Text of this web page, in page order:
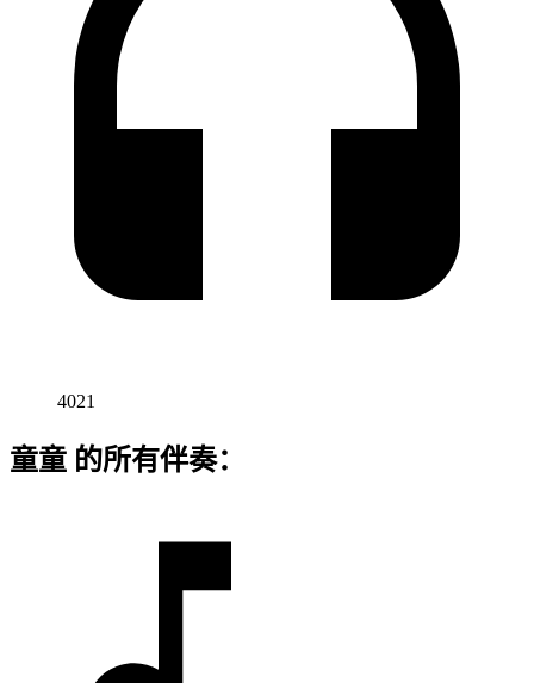
4021
童童 的所有伴奏：